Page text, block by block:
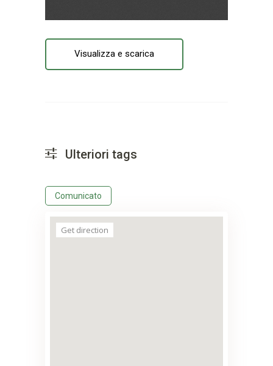
Visualizza e scarica
Ulteriori tags
Comunicato
Get direction